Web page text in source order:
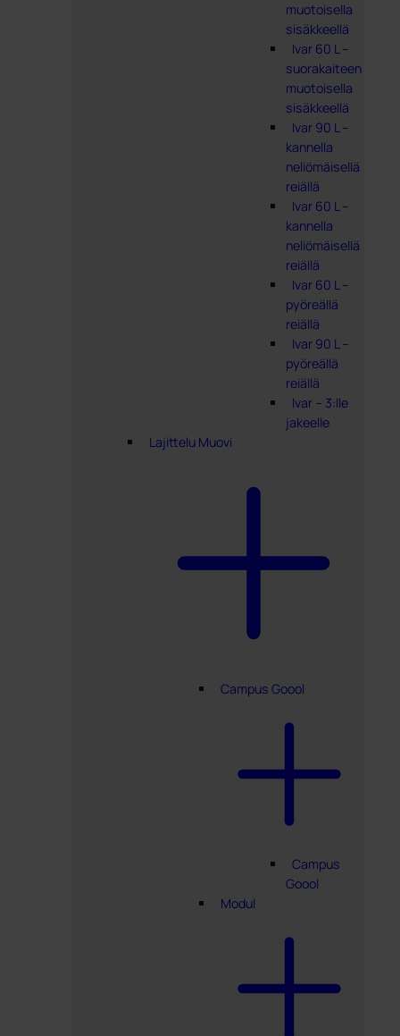
muotoisella
sisäkkeellä
Ivar 60 L –
suorakaiteen
muotoisella
sisäkkeellä
Ivar 90 L –
kannella
neliömäisellä
reiällä
Ivar 60 L –
kannella
neliömäisellä
reiällä
Ivar 60 L –
pyöreällä
reiällä
Ivar 90 L –
pyöreällä
reiällä
Ivar – 3:lle
jakeelle
Lajittelu Muovi
Campus Goool
Campus
Goool
Modul